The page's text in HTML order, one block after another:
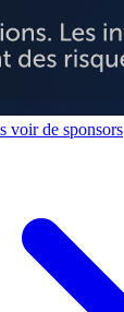
voir de sponsors